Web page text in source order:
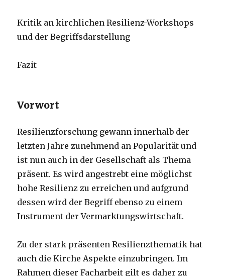
Kritik an kirchlichen Resilienz-Workshops
und der Begriffsdarstellung
Fazit
Vorwort
Resilienzforschung gewann innerhalb der
letzten Jahre zunehmend an Popularität und
ist nun auch in der Gesellschaft als Thema
präsent. Es wird angestrebt eine möglichst
hohe Resilienz zu erreichen und aufgrund
dessen wird der Begriff ebenso zu einem
Instrument der Vermarktungswirtschaft.
Zu der stark präsenten Resilienzthematik hat
auch die Kirche Aspekte einzubringen. Im
Rahmen dieser Facharbeit gilt es daher zu